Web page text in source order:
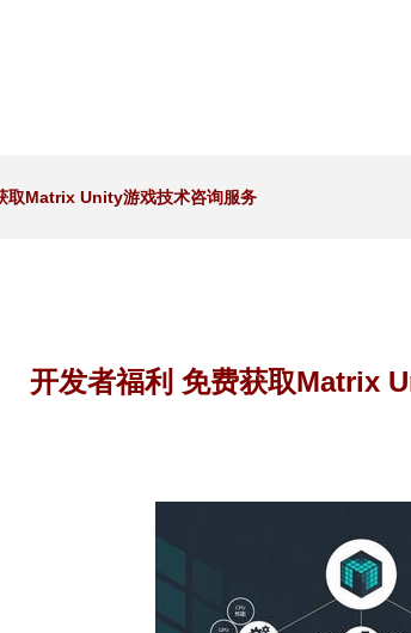
取Matrix Unity游戏技术咨询服务
开发者福利 免费获取Matrix